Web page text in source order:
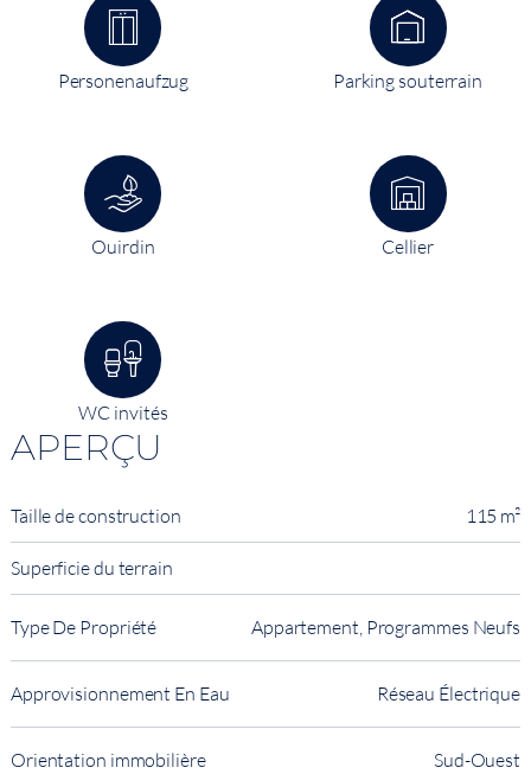
Personenaufzug Parking souterrain
Ouirdin Cellier
WC invités
APERÇU
Taille de construction 115 m²
Superficie du terrain
Type De Propriété Appartement, Programmes Neufs
Approvisionnement En Eau Réseau Électrique
Orientation immobilière Sud-Ouest